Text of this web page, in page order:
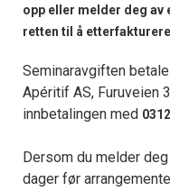
opp eller melder deg
retten til å
Seminaravgiften
Apéritif AS, Furuveien
innbetalingen med
Dersom du melder
dager før